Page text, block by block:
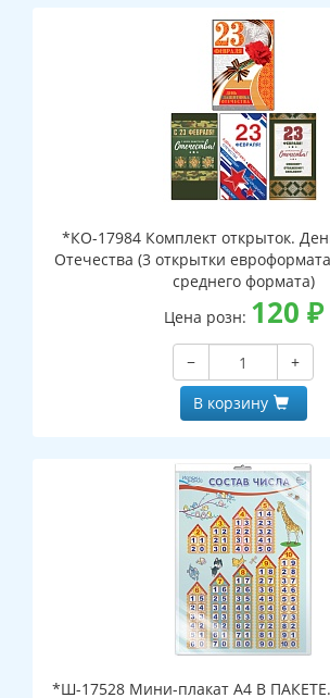
*КО-17984 Комплект открыток.
Отечества (3 открытки
среднего формата)
Цена розн: 120 ₽
−
+
В корзину
*Ш-17528 Мини-плакат А4 В ПАКЕТЕ.